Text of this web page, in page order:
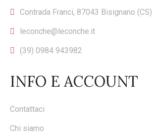
Contrada Franci, 87043 Bisignano (CS)
leconche@leconche.it
(39) 0984 943982
INFO E ACCOUNT
Contattaci
Chi siamo